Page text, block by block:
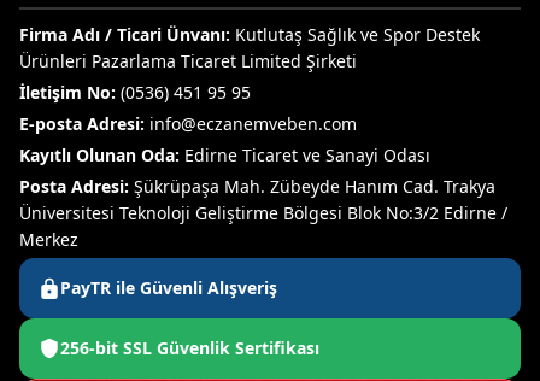
Firma Adı / Ticari Ünvanı: Kutlutaş Sağlık ve Spor Destek
Ürünleri Pazarlama Ticaret Limited Şirketi
İletişim No: (0536) 451 95 95
E-posta Adresi: info@eczanemveben.com
Kayıtlı Olunan Oda: Edirne Ticaret ve Sanayi Odası
Posta Adresi: Şükrüpaşa Mah. Zübeyde Hanım Cad. Trakya
Üniversitesi Teknoloji Geliştirme Bölgesi Blok No:3/2 Edirne /
Merkez
PayTR ile Güvenli Alışveriş
256-bit SSL Güvenlik Sertifikası